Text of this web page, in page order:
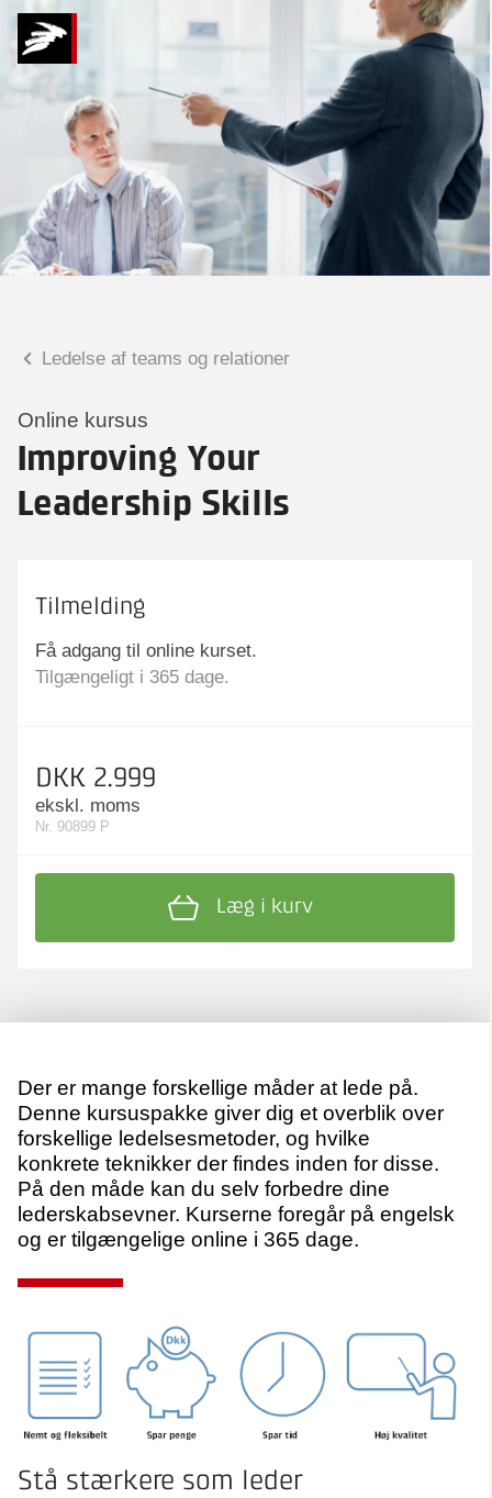
Ledelse af teams og relationer
Online kursus
Improving Your
Leadership Skills
Tilmelding
Få adgang til online kurset.
Tilgængeligt i 365 dage.
DKK 2.999
ekskl. moms
Nr. 90899 P
Læg i kurv
Praktiske spørgsmål
Spørgsmål til tilmelding, forplejning,
afholdelsessted m.m.
Tobias Bladt Haarder
Hvad kan vi hjælpe
dig med?
Der er mange forskellige måder at lede på.
Denne kursuspakke giver dig et overblik over
forskellige ledelsesmetoder, og hvilke
konkrete teknikker der findes inden for disse.
På den måde kan du selv forbedre dine
lederskabsevner. Kurserne foregår på engelsk
og er tilgængelige online i 365 dage.
Stå stærkere som leder